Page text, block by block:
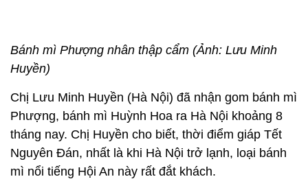
Bánh mì Phượng nhân thập cẩm (Ảnh: Lưu Minh
Huyền)
Chị Lưu Minh Huyền (Hà Nội) đã nhận gom bánh mì
Phượng, bánh mì Huỳnh Hoa ra Hà Nội khoảng 8
tháng nay. Chị Huyền cho biết, thời điểm giáp Tết
Nguyên Đán, nhất là khi Hà Nội trở lạnh, loại bánh
mì nổi tiếng Hội An này rất đắt khách.